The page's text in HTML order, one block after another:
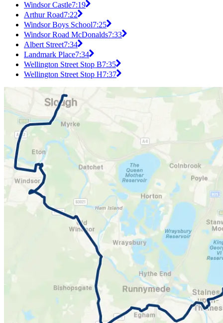
Windsor Castle7:19
Arthur Road7:22
Windsor Boys School7:25
Windsor Road McDonalds7:33
Albert Street7:34
Landmark Place7:34
Wellington Street Stop B7:35
Wellington Street Stop H7:37